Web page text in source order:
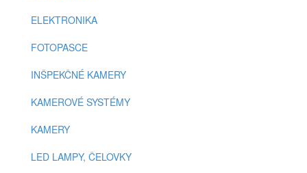
ELEKTRONIKA
FOTOPASCE
INŠPEKČNÉ KAMERY
KAMEROVÉ SYSTÉMY
KAMERY
LED LAMPY, ČELOVKY